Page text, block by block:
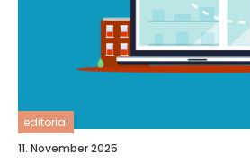
editorial
11. November 2025